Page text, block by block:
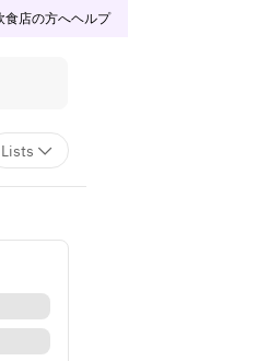
食店の方へヘルプ
Lists